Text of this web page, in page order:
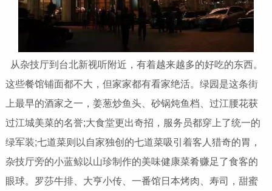
从杂技厅到台北新视听附近，有着越来越多的好吃的东西。
这些餐馆铺面都不大，但家家都有看家绝活。绿园是这条街
上最早的酒家之一，姜葱炒鱼头、砂锅炖鱼档、过江腰花获
过江城美菜的名誉;大食堂更出奇招，服务员都穿上了统一的
绿军装;七道菜则以自家独创的七道菜吸引着客人猎奇的胃，
杂技厅旁的小蓝鲸以山珍制作的美味健康菜肴赚足了食客的
眼球。罗莎牛排、大亨小传、一番馆日本烤肉、寿司，甜蜜